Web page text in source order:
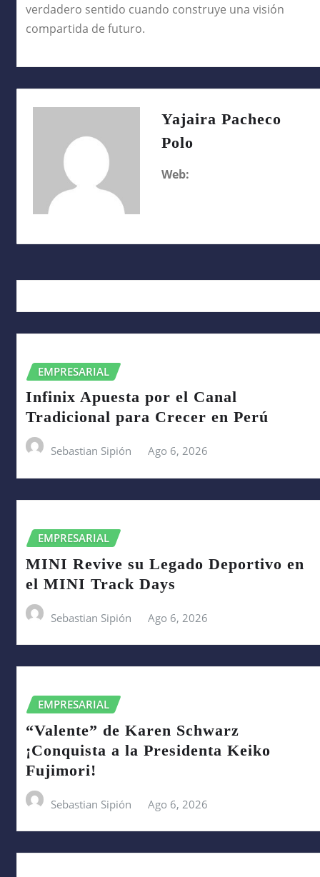
verdadero sentido cuando construye una visión
compartida de futuro.
Yajaira Pacheco
Polo
Web:
EMPRESARIAL
Infinix Apuesta por el Canal
Tradicional para Crecer en Perú
Sebastian Sipión Ago 6, 2026
EMPRESARIAL
MINI Revive su Legado Deportivo en
el MINI Track Days
Sebastian Sipión Ago 6, 2026
EMPRESARIAL
“Valente” de Karen Schwarz
¡Conquista a la Presidenta Keiko
Fujimori!
Sebastian Sipión Ago 6, 2026